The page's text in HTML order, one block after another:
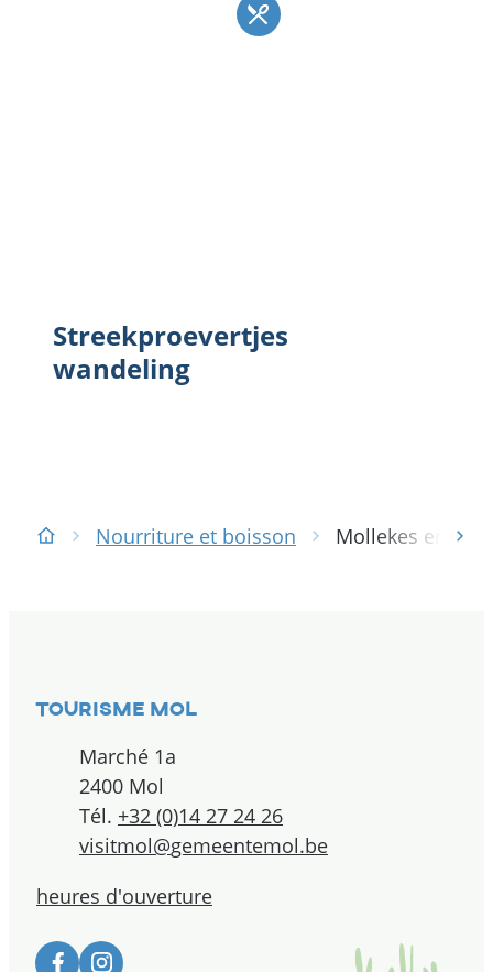
Streekproevertjes wandeling
Streekproevertjes
wandeling
Page d'accueil
Nourriture et boisson Mollekes en
Contact
Tourisme Mol
AdresseMarché 1a
,2400 Mol
+32 (0)14 27 24 26
E-mailvisitmol@gemeentemol.be
heures d'ouverture